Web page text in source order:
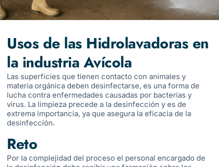
Usos de las Hidrolavadoras en
la industria Avícola
Las superficies que tienen contacto con animales y
materia orgánica deben desinfectarse, es una forma de
lucha contra enfermedades causadas por bacterias y
virus. La limpieza precede a la desinfección y es de
extrema importancia, ya que asegura la eficacia de la
desinfección.
Reto
Por la complejidad del proceso el personal encargado de